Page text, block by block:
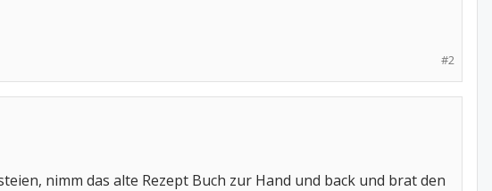
#2
nimm das alte Rezept Buch zur Hand und back und brat den